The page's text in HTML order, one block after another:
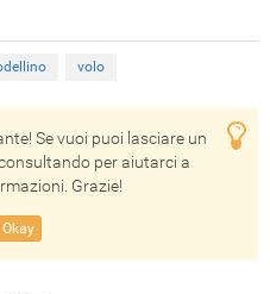
volo
Se vuoi puoi lasciare un
per aiutarci a
Grazie!
Okay